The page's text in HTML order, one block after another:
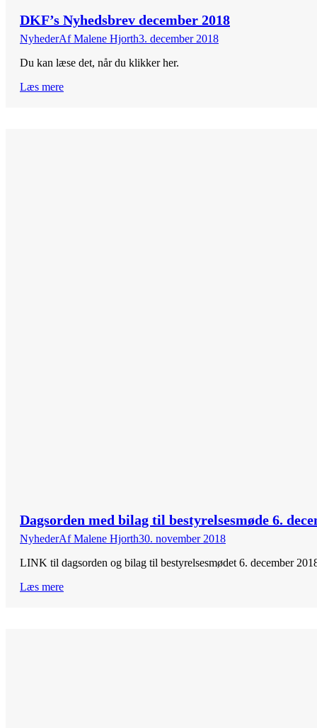
DKF’s Nyhedsbrev december 2018
NyhederAfMalene Hjorth3. december 2018
Du kan læse det, når du klikker her.
Læs mere
Dagsorden med bilag til bestyrelsesmøde 6.
NyhederAfMalene Hjorth30. november 2018
LINK til dagsorden og bilag til bestyrelsesmødet 6. december
Læs mere